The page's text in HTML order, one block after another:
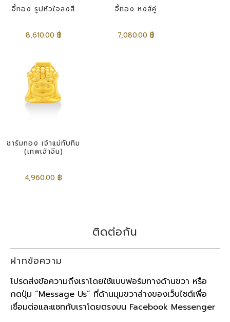
จี้ทอง รูปหัวใจลงสี
8,610.00 ฿
จี้ทอง หงส์คู่
7,080.00 ฿
ชาร์มทอง เจ้าแม่ทับทิม
(เทพเจ้าจีน)
4,960.00 ฿
ติดต่อกัน
ฝากข้อความ
โปรดส่งข้อความถึงเราโดยใช้แบบฟอร์มทางด้านขวา หรือ
กดปุ่ม “Message Us” ที่ด้านมุมขวาล่างของเว็บไซต์เพื่อ
เชื่อมต่อและแชทกับเราโดยตรงบน Facebook Messenger